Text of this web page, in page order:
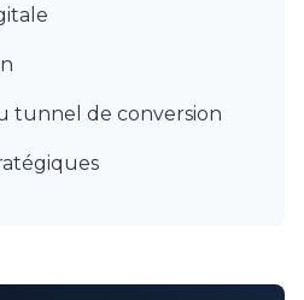
tunnel de conversion